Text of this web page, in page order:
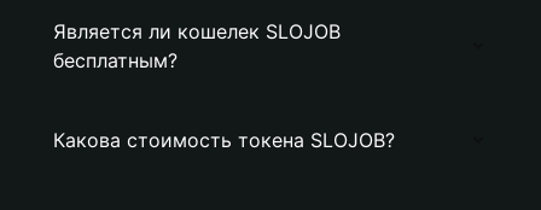
Является ли кошелек SLOJOB
бесплатным?
Какова стоимость токена SLOJOB?